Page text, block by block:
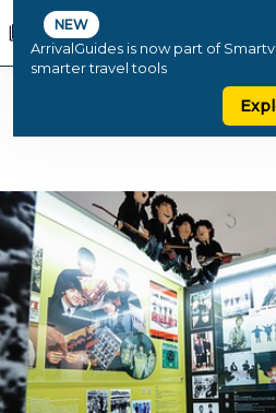
NEW
ArrivalGuides is now part of
smarter travel tools